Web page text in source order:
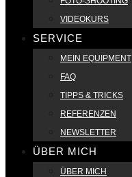
VIDEOKURS
SERVICE
MEIN EQUIPMENT
FAQ
TIPPS & TRICKS
REFERENZEN
NEWSLETTER
ÜBER MICH
ÜBER MICH